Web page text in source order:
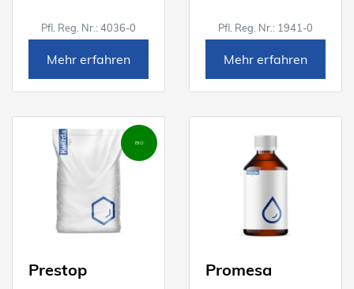
Pfl. Reg. Nr.: 4036-0
Mehr erfahren
Pfl. Reg. Nr.: 1941-0
Mehr erfahren
BIO
Prestop Promesa